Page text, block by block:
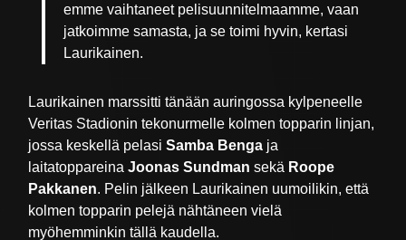
emme vaihtaneet pelisuunnitelmaamme, vaan
jatkoimme samasta, ja se toimi hyvin, kertasi
Laurikainen.
Laurikainen marssitti tänään auringossa kylpeneelle
Veritas Stadionin tekonurmelle kolmen topparin linjan,
jossa keskellä pelasiSamba Benga ja
laitatoppareinaJoonas Sundman sekä Roope
Pakkanen. Pelin jälkeen Laurikainen uumoilikin, että
kolmen topparin pelejä nähtäneen vielä
myöhemminkin tällä kaudella.